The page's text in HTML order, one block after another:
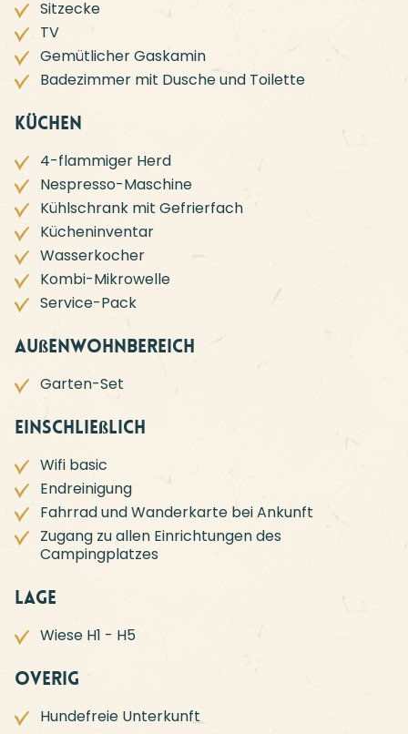
Sitzecke
TV
Gemütlicher Gaskamin
Badezimmer mit Dusche und Toilette
Küchen
4-flammiger Herd
Nespresso-Maschine
Kühlschrank mit Gefrierfach
Kücheninventar
Wasserkocher
Kombi-Mikrowelle
Service-Pack
Außenwohnbereich
Garten-Set
Einschließlich
Wifi basic
Endreinigung
Fahrrad und Wanderkarte bei Ankunft
Zugang zu allen Einrichtungen des
Campingplatzes
Lage
Wiese H1 - H5
Overig
Hundefreie Unterkunft